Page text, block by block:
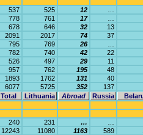
537 525 12
778 761 17
678 646 32
13
2091 2017 74
37
795 769 26
782 740 42
22
526 497 29
11
957 762 195
48
1893 1762 131
40
6077 5725 352
137
Total
Lithuania Abroad Russia
240 231 …
12243 11080 1163 589